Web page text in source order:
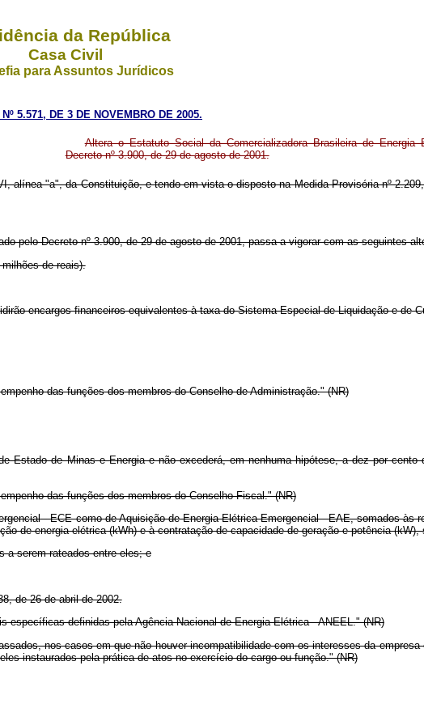
da República
Casa Civil
para Assuntos Jurídicos
Nº 5.571, DE 3 DE NOVEMBRO DE 2005.
Altera o Estatuto Social da Comercializadora Brasileira de Energia
Decreto nº 3.900, de 29 de agosto de 2001.
alínea "a", da Constituição, e tendo em vista o disposto na Medida Provisória nº
pelo Decreto nº 3.900, de 29 de agosto de 2001, passa a vigorar com as seguintes
de reais).
encargos financeiros equivalentes à taxa do Sistema Especial de Liquidação e de
das funções dos membros do Conselho de Administração." (NR)
Estado de Minas e Energia e não excederá, em nenhuma hipótese, a dez por cento
das funções dos membros do Conselho Fiscal." (NR)
- ECE como de Aquisição de Energia Elétrica Emergencial - EAE, somados às
de energia elétrica (kWh) e à contratação de capacidade de geração e potência (kW),
a serem rateados entre eles; e
de 26 de abril de 2002.
definidas pela Agência Nacional de Energia Elétrica - ANEEL." (NR)
nos casos em que não houver incompatibilidade com os interesses da empresa
instaurados pela prática de atos no exercício do cargo ou função." (NR)